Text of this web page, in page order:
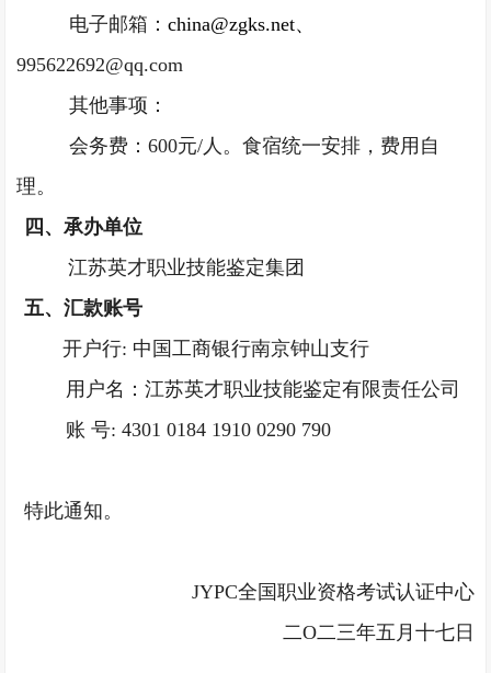
电子邮箱： china@zgks.net、
995622692@qq.com
其他事项：
会务费： 600元/人。食宿统一安排，费用自
理。
四、承办单位
江苏英才职业技能鉴定集团
五、汇款账号
开户行: 中国工商银行南京钟山支行
用户名：江苏英才职业技能鉴定有限责任公司
账 号: 4301 0184 1910 0290 790
特此通知。
JYPC全国职业资格考试认证中心
二О二三年五月十七日